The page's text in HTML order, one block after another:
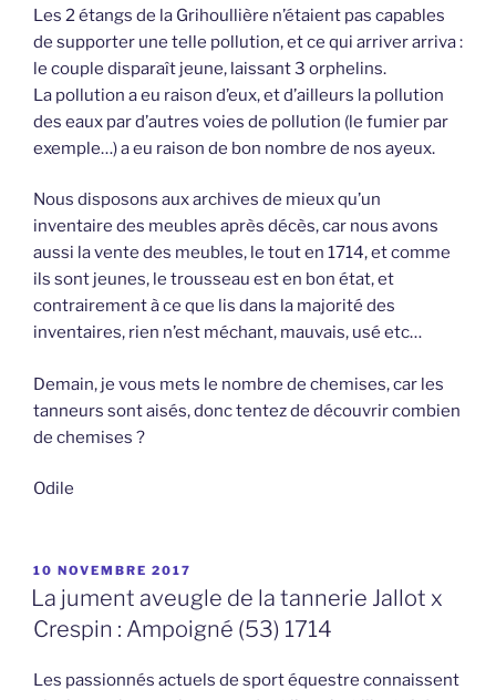
Les 2 étangs de la Grihoullière n’étaient pas capables
de supporter une telle pollution, et ce qui arriver arriva :
le couple disparaît jeune, laissant 3 orphelins.
La pollution a eu raison d’eux, et d’ailleurs la pollution
des eaux par d’autres voies de pollution (le fumier par
exemple…) a eu raison de bon nombre de nos ayeux.
Nous disposons aux archives de mieux qu’un
inventaire des meubles après décès, car nous avons
aussi la vente des meubles, le tout en 1714, et comme
ils sont jeunes, le trousseau est en bon état, et
contrairement à ce que lis dans la majorité des
inventaires, rien n’est méchant, mauvais, usé etc…
Demain, je vous mets le nombre de chemises, car les
tanneurs sont aisés, donc tentez de découvrir combien
de chemises ?
Odile
PUBLIÉ
LE
10 NOVEMBRE 2017
La jument aveugle de la tannerie Jallot x
Crespin : Ampoigné (53) 1714
Les passionnés actuels de sport équestre connaissent